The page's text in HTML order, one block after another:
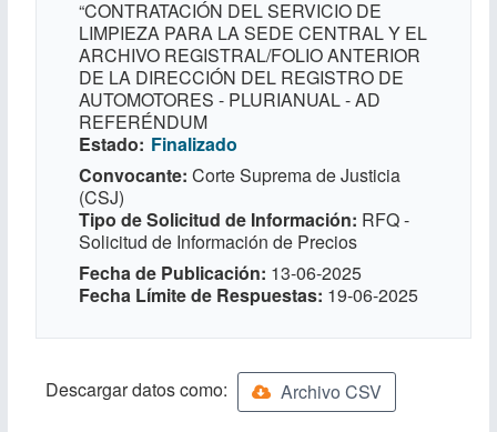
“CONTRATACIÓN DEL SERVICIO DE
LIMPIEZA PARA LA SEDE CENTRAL Y EL
ARCHIVO REGISTRAL/FOLIO ANTERIOR
DE LA DIRECCIÓN DEL REGISTRO DE
AUTOMOTORES - PLURIANUAL - AD
REFERÉNDUM
Estado Finalizado
Convocante Corte Suprema de Justicia
(CSJ)
Tipo de Solicitud de Información RFQ -
Solicitud de Información de Precios
Fecha de Publicación 13-06-2025
Fecha Límite de Respuestas 19-06-2025
Descargar datos como: Archivo CSV